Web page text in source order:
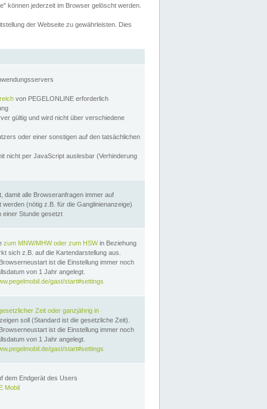
können jederzeit im Browser gelöscht werden.
der Webseite zu gewährleisten. Dies
von PEGELONLINE erforderlich
gültig und wird nicht über verschiedene
oder einer sonstigen auf den tatsächlichen
nicht per JavaScript auslesbar (Verhinderung
damit alle Browseranfragen immer auf
(nötig z.B. für die Ganglinienanzeige)
einer Stunde gesetzt
zum MNW/MHW oder zum HSWin Beziehung
sich z.B. auf die Kartendarstellung aus.
ist die Einstellung immer noch
von 1 Jahr angelegt.
gast/start#settings
Zeit oder ganzjährig in
soll (Standard ist die gesetzliche Zeit).
ist die Einstellung immer noch
von 1 Jahr angelegt.
gast/start#settings
dem Endgerät des Users
Mobil